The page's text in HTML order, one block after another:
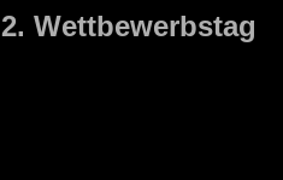
Wettbewerbstag